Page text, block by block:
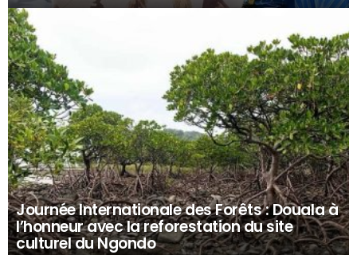
Journée Internationale des Forêts : Douala à
l’honneur avec la reforestation du site
culturel du Ngondo